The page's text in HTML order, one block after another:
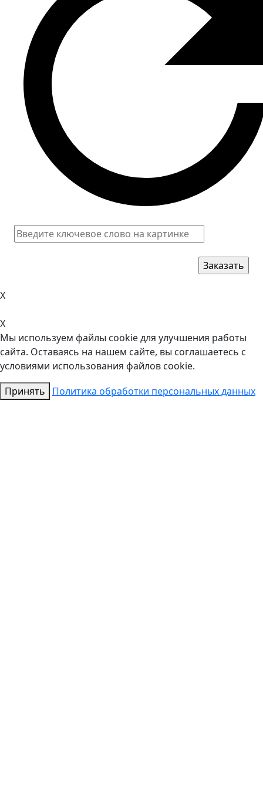
X
X
Мы используем файлы cookie для улучшения работы
сайта. Оставаясь на нашем сайте, вы соглашаетесь с
условиями использования файлов cookie.
Принять
Политика обработки персональных данных